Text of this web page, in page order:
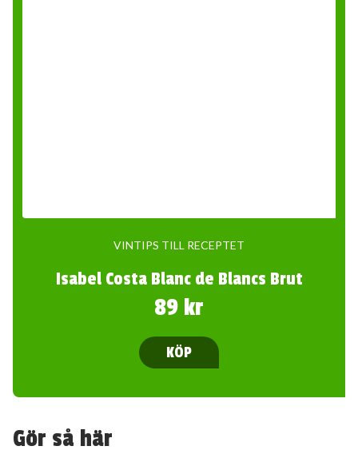
VINTIPS TILL RECEPTET
Isabel Costa Blanc de Blancs Brut
89 kr
KÖP
Gör så här